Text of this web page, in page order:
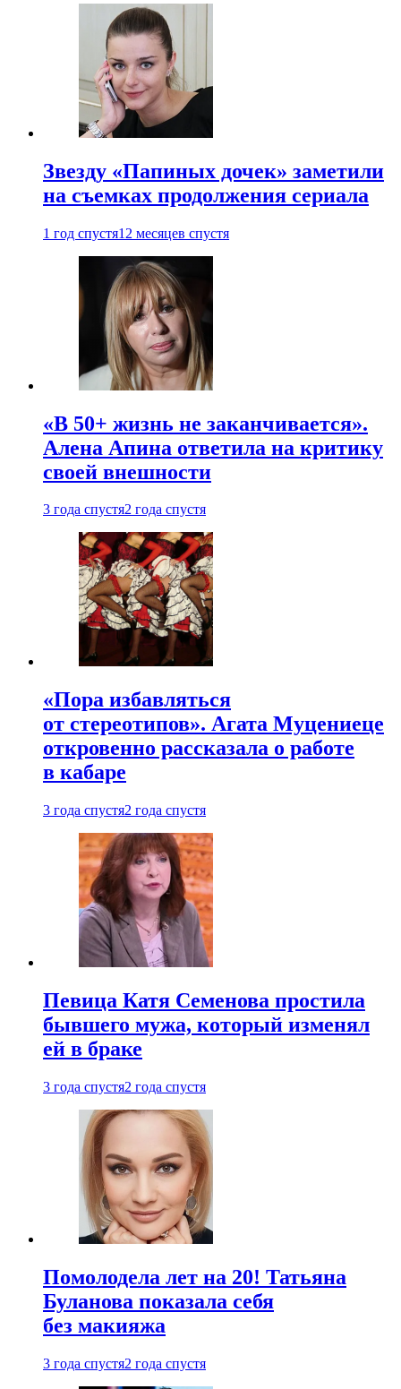
Звезду «Папиных дочек» заметили
на съемках продолжения сериала
1 год спустя12 месяцев спустя
«В 50+ жизнь не заканчивается».
Алена Апина ответила на критику
своей внешности
3 года спустя2 года спустя
«Пора избавляться
от стереотипов». Агата Муцениеце
откровенно рассказала о работе
в кабаре
3 года спустя2 года спустя
Певица Катя Семенова простила
бывшего мужа, который изменял
ей в браке
3 года спустя2 года спустя
Помолодела лет на 20! Татьяна
Буланова показала себя
без макияжа
3 года спустя2 года спустя